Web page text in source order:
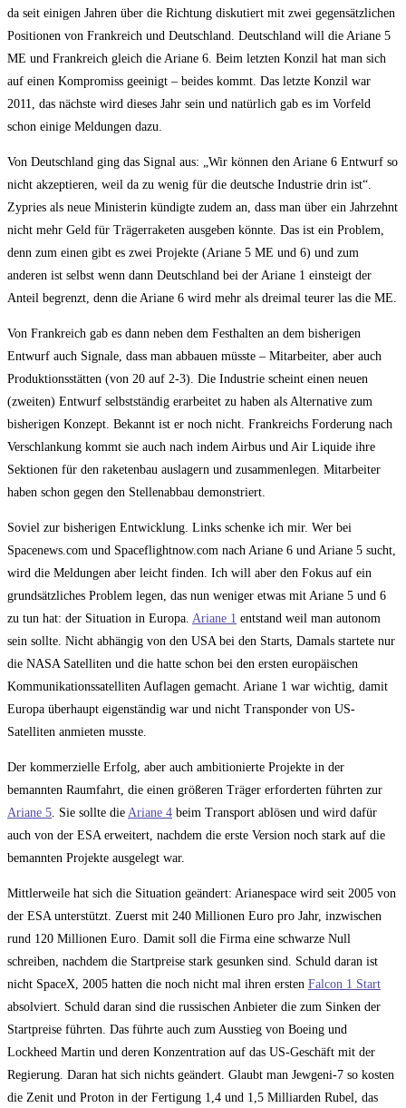
da seit einigen Jahren über die Richtung diskutiert mit zwei gegensätzlichen
Positionen von Frankreich und Deutschland. Deutschland will die Ariane 5
ME und Frankreich gleich die Ariane 6. Beim letzten Konzil hat man sich
auf einen Kompromiss geeinigt – beides kommt. Das letzte Konzil war
2011, das nächste wird dieses Jahr sein und natürlich gab es im Vorfeld
schon einige Meldungen dazu.
Von Deutschland ging das Signal aus: „Wir können den Ariane 6 Entwurf so
nicht akzeptieren, weil da zu wenig für die deutsche Industrie drin ist“.
Zypries als neue Ministerin kündigte zudem an, dass man über ein Jahrzehnt
nicht mehr Geld für Trägerraketen ausgeben könnte. Das ist ein Problem,
denn zum einen gibt es zwei Projekte (Ariane 5 ME und 6) und zum
anderen ist selbst wenn dann Deutschland bei der Ariane 1 einsteigt der
Anteil begrenzt, denn die Ariane 6 wird mehr als dreimal teurer las die ME.
Von Frankreich gab es dann neben dem Festhalten an dem bisherigen
Entwurf auch Signale, dass man abbauen müsste – Mitarbeiter, aber auch
Produktionsstätten (von 20 auf 2-3). Die Industrie scheint einen neuen
(zweiten) Entwurf selbstständig erarbeitet zu haben als Alternative zum
bisherigen Konzept. Bekannt ist er noch nicht. Frankreichs Forderung nach
Verschlankung kommt sie auch nach indem Airbus und Air Liquide ihre
Sektionen für den raketenbau auslagern und zusammenlegen. Mitarbeiter
haben schon gegen den Stellenabbau demonstriert.
Soviel zur bisherigen Entwicklung. Links schenke ich mir. Wer bei
Spacenews.com und Spaceflightnow.com nach Ariane 6 und Ariane 5 sucht,
wird die Meldungen aber leicht finden. Ich will aber den Fokus auf ein
grundsätzliches Problem legen, das nun weniger etwas mit Ariane 5 und 6
zu tun hat: der Situation in Europa. Ariane 1 entstand weil man autonom
sein sollte. Nicht abhängig von den USA bei den Starts, Damals startete nur
die NASA Satelliten und die hatte schon bei den ersten europäischen
Kommunikationssatelliten Auflagen gemacht. Ariane 1 war wichtig, damit
Europa überhaupt eigenständig war und nicht Transponder von US-
Satelliten anmieten musste.
Der kommerzielle Erfolg, aber auch ambitionierte Projekte in der
bemannten Raumfahrt, die einen größeren Träger erforderten führten zur
Ariane 5 . Sie sollte die Ariane 4 beim Transport ablösen und wird dafür
auch von der ESA erweitert, nachdem die erste Version noch stark auf die
bemannten Projekte ausgelegt war.
Mittlerweile hat sich die Situation geändert: Arianespace wird seit 2005 von
der ESA unterstützt. Zuerst mit 240 Millionen Euro pro Jahr, inzwischen
rund 120 Millionen Euro. Damit soll die Firma eine schwarze Null
schreiben, nachdem die Startpreise stark gesunken sind. Schuld daran ist
nicht SpaceX, 2005 hatten die noch nicht mal ihren ersten Falcon 1 Start
absolviert. Schuld daran sind die russischen Anbieter die zum Sinken der
Startpreise führten. Das führte auch zum Ausstieg von Boeing und
Lockheed Martin und deren Konzentration auf das US-Geschäft mit der
Regierung. Daran hat sich nichts geändert. Glaubt man Jewgeni-7 so kosten
die Zenit und Proton in der Fertigung 1,4 und 1,5 Milliarden Rubel, das